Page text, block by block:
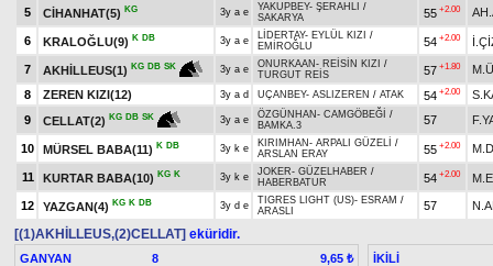
5 CİHANHAT(5) KG 3y a e YAKUPBEY- ŞERAHLI /
SAKARYA
55 +2.00
6 KRALOĞLU(9) K DB 3y a e LİDERTAY- EYLÜL KIZI /
EMİROĞLU
54 +2.00
7 AKHİLLEUS(1) KG DB SK 3y a e ONURKAAN - REİSİN KIZI /
TURGUT REİS
57 +1.80
8
ZEREN KIZI(12) 3y a d UÇANBEY- ASLIZEREN / ATAK 54 +2.00
9
CELLAT(2) KG DB SK 3y a e ÖZGÜNHAN - CAMGÖBEĞİ /
BAMKA.3
57
10 MÜRSEL BABA(11) K DB 3y k e KIRIMHAN - ARPALI GÜZELİ /
ARSLAN ERAY
55 +2.00
11 KURTAR BABA(10) KG K 3y k e JOKER- GÜZELHABER /
HABERBATUR
54 +2.00
12 YAZGAN(4) KG K DB 3y d e TIGRES LIGHT (US)- ESRAM /
ARASLI
57
[(1)AKHİLLEUS,(2)CELLAT] eküridir.
GANYAN 8 9,65 ₺
İKİLİ